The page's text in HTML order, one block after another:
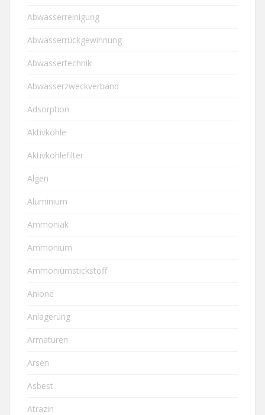
Abwasserreinigung
Abwasserrückgewinnung
Abwassertechnik
Abwasserzweckverband
Adsorption
Aktivkohle
Aktivkohlefilter
Algen
Aluminium
Ammoniak
Ammonium
Ammoniumstickstoff
Anione
Anlagerung
Armaturen
Arsen
Asbest
Atrazin